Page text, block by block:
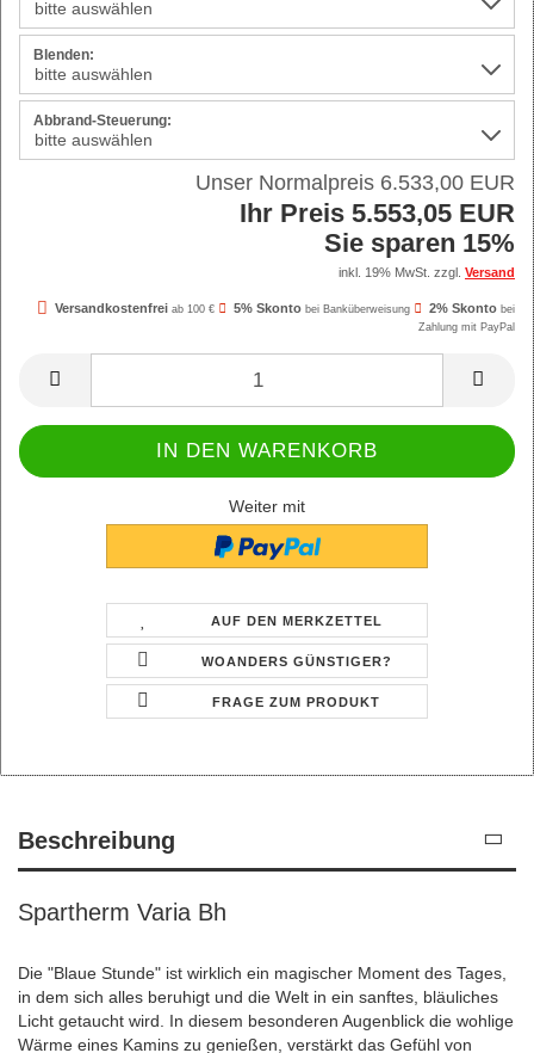
Blenden:
Abbrand-Steuerung:
Unser Normalpreis 6.533,00 EUR
Ihr Preis 5.553,05 EUR
Sie sparen 15%
inkl. 19% MwSt. zzgl. Versand
Versandkostenfrei ab 100 € 5% Skonto bei Banküberweisung 2% Skonto bei
Zahlung mit PayPal
Weiter mit
AUF DEN MERKZETTEL
WOANDERS GÜNSTIGER?
FRAGE ZUM PRODUKT
Beschreibung
Spartherm Varia Bh
Die "Blaue Stunde" ist wirklich ein magischer Moment des Tages,
in dem sich alles beruhigt und die Welt in ein sanftes, bläuliches
Licht getaucht wird. In diesem besonderen Augenblick die wohlige
Wärme eines Kamins zu genießen, verstärkt das Gefühl von